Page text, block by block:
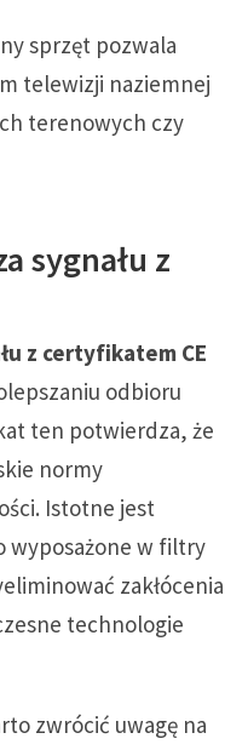
sprzęt pozwala
telewizji naziemnej
terenowych czy
sygnału z
z certyfikatem CE
odbioru
ten potwierdza, że
normy
Istotne jest
wyposażone w filtry
zakłócenia
technologie
zwrócić uwagę na